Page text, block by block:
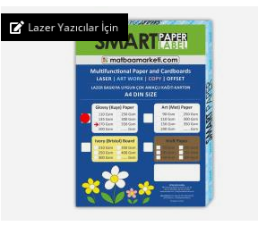
Lazer Yazıcılar İçin